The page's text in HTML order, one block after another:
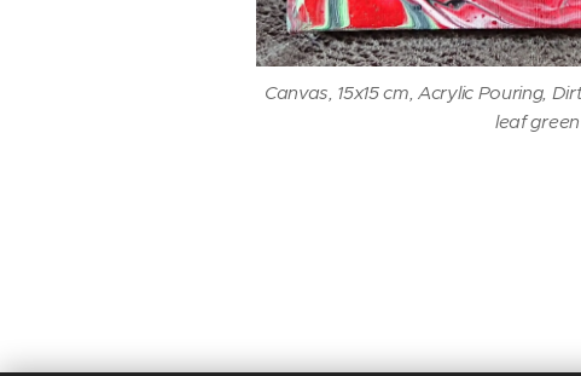
Canvas, 15x15 cm, Acrylic Pouring,
leaf green